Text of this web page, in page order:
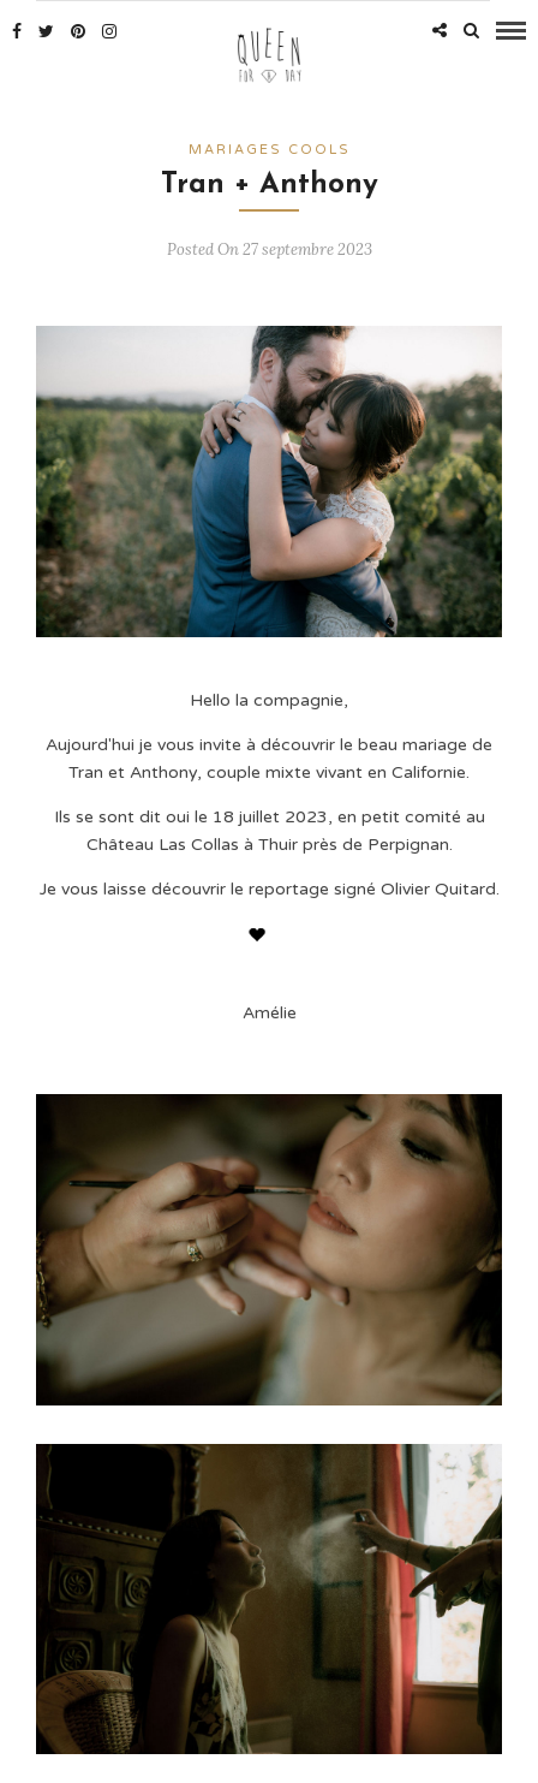
MARIAGES COOLS
Tran + Anthony
Posted On 27 septembre 2023
Hello la compagnie,
Aujourd'hui je vous invite à découvrir le beau mariage de
Tran et Anthony, couple mixte vivant en Californie.
Ils se sont dit oui le 18 juillet 2023, en petit comité au
Château Las Collas à Thuir près de Perpignan.
Je vous laisse découvrir le reportage signé Olivier Quitard.
Amélie